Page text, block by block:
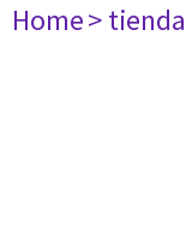
Home> tienda